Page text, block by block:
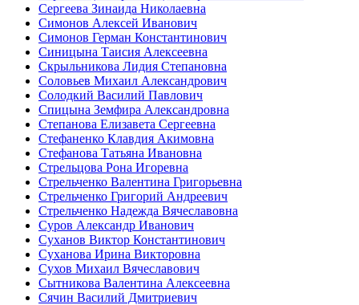
Сергеева Зинаида Николаевна
Симонов Алексей Иванович
Симонов Герман Константинович
Синицына Таисия Алексеевна
Скрыльникова Лидия Степановна
Соловьев Михаил Александрович
Солодкий Василий Павлович
Спицына Земфира Александровна
Степанова Елизавета Сергеевна
Стефаненко Клавдия Акимовна
Стефанова Татьяна Ивановна
Стрельцова Рона Игоревна
Стрельченко Валентина Григорьевна
Стрельченко Григорий Андреевич
Стрельченко Надежда Вячеславовна
Суров Александр Иванович
Суханов Виктор Константинович
Суханова Ирина Викторовна
Сухов Михаил Вячеславович
Сытникова Валентина Алексеевна
Сячин Василий Дмитриевич